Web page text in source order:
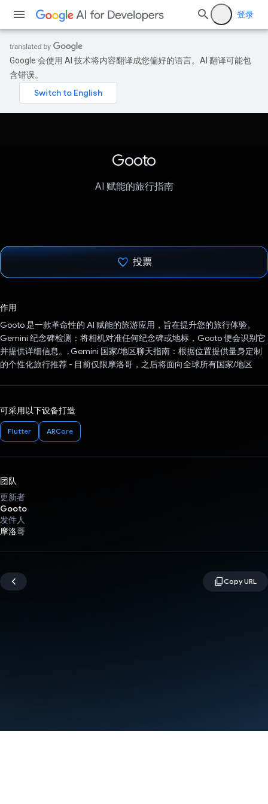
登录
Google 会使用 AI 技术将内容翻译成您偏好的语言。AI 翻译可能包
含错误。
Gooto
AI 赋能的旅行指南
投票
作用
Gooto 是一款革命性的 AI 赋能的旅游应用，旨在提升您的旅行体验。
Gemini 纪念碑检测：将相机对准任何纪念碑或地标，Gooto 便会识别它
并提供详细信息。, Gemini 国家/地区聊天指南：根据位置提供量身定制
的个性化旅行推荐 - 目前仅限摩洛哥，之后将面向全球所有国家/地区
可采用以下设备打造
Flutter ARCore
团队
更新者
Gooto
发件人
摩洛哥